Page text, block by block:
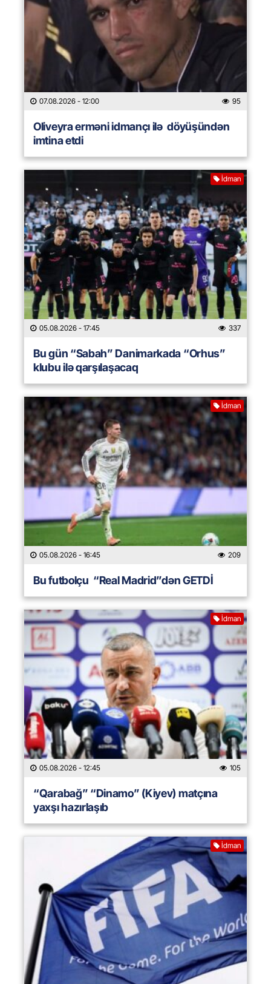
07.08.2026 - 12:00 95
Oliveyra erməni idmançı ilə döyüşündən
imtina etdi
İdman
05.08.2026 - 17:45 337
Bu gün “Sabah” Danimarkada “Orhus”
klubu ilə qarşılaşacaq
İdman
05.08.2026 - 16:45 209
Bu futbolçu “Real Madrid”dən GETDİ
İdman
05.08.2026 - 12:45 105
“Qarabağ” “Dinamo” (Kiyev) matçına
yaxşı hazırlaşıb
İdman